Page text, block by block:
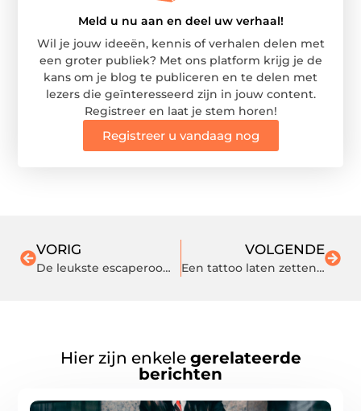
Meld u nu aan en deel uw verhaal!
Wil je jouw ideeën, kennis of verhalen delen met
een groter publiek? Met ons platform krijg je de
kans om je blog te publiceren en te delen met
lezers die geïnteresseerd zijn in jouw content.
Registreer en laat je stem horen!
Registreer u vandaag nog
VORIG
De leukste escaperoom van Oost-Nederland
VOLGENDE
Een tattoo laten zetten: welke verschillende tattoo stijlen zijn er?
Hier zijn enkele gerelateerde
berichten